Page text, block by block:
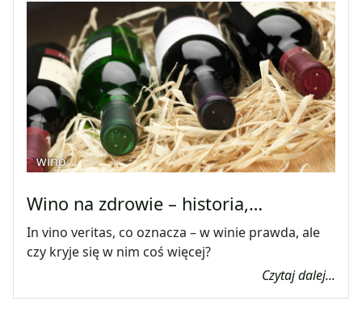
wino
Wino na zdrowie – historia,…
In vino veritas, co oznacza – w winie prawda, ale
czy kryje się w nim coś więcej?
Czytaj dalej...